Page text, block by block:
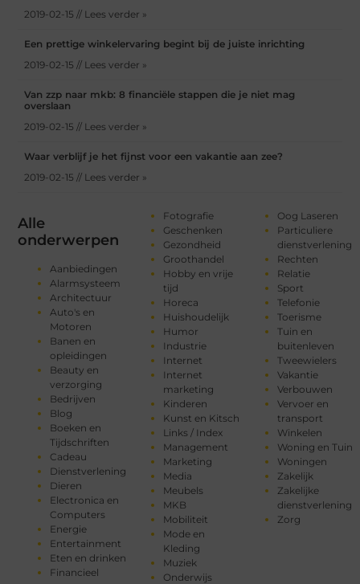
Alle
onderwerpen
Aanbiedingen
Alarmsysteem
Architectuur
Auto's en
Motoren
Banen en
opleidingen
Beauty en
verzorging
Bedrijven
Blog
Boeken en
Tijdschriften
Cadeau
Dienstverlening
Dieren
Electronica en
Computers
Energie
Entertainment
Eten en drinken
Financieel
Fotografie
Geschenken
Gezondheid
Groothandel
Hobby en vrije
tijd
Horeca
Huishoudelijk
Humor
Industrie
Internet
Internet
marketing
Kinderen
Kunst en Kitsch
Links / Index
Management
Marketing
Media
Meubels
MKB
Mobiliteit
Mode en
Kleding
Muziek
Onderwijs
Oog Laseren
Particuliere
dienstverlening
Rechten
Relatie
Sport
Telefonie
Toerisme
Tuin en
buitenleven
Tweewielers
Vakantie
Verbouwen
Vervoer en
transport
Winkelen
Woning en Tuin
Woningen
Zakelijk
Zakelijke
dienstverlening
Zorg
2019-02-15 // Lees verder »
Een prettige winkelervaring begint bij de juiste inrichting
2019-02-15 // Lees verder »
Van zzp naar mkb: 8 financiële stappen die je niet mag
overslaan
2019-02-15 // Lees verder »
Waar verblijf je het fijnst voor een vakantie aan zee?
2019-02-15 // Lees verder »